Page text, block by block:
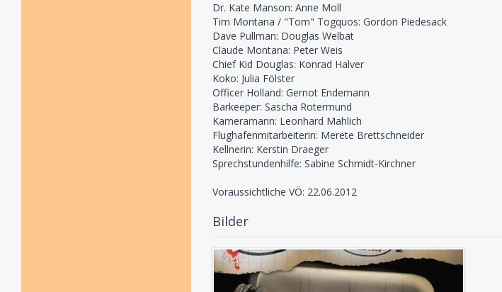
Dr. Kate Manson: Anne Moll
Tim Montana / "Tom" Togquos: Gordon Piedesack
Dave Pullman: Douglas Welbat
Claude Montana: Peter Weis
Chief Kid Douglas: Konrad Halver
Koko: Julia Fölster
Officer Holland: Gernot Endemann
Barkeeper: Sascha Rotermund
Kameramann: Leonhard Mahlich
Flughafenmitarbeiterin: Merete Brettschneider
Kellnerin: Kerstin Draeger
Sprechstundenhilfe: Sabine Schmidt-Kirchner
Voraussichtliche VÖ: 22.06.2012
Bilder